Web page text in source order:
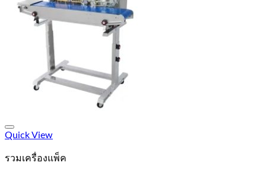
Quick View
รวมเครื่องแพ็ค